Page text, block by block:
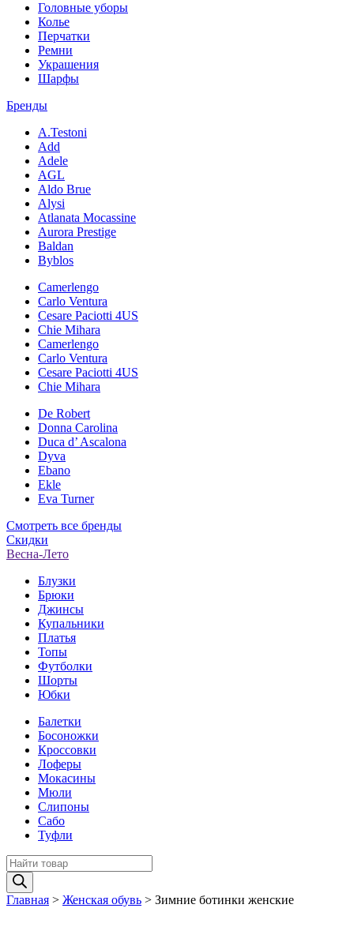
Головные уборы
Колье
Перчатки
Ремни
Украшения
Шарфы
Бренды
A.Testoni
Add
Adele
AGL
Aldo Brue
Alysi
Atlanata Mocassine
Aurora Prestige
Baldan
Byblos
Camerlengo
Carlo Ventura
Cesare Paciotti 4US
Chie Mihara
Camerlengo
Carlo Ventura
Cesare Paciotti 4US
Chie Mihara
De Robert
Donna Carolina
Duca d’ Ascalona
Dyva
Ebano
Ekle
Eva Turner
Смотреть все бренды
Скидки
Весна-Лето
Блузки
Брюки
Джинсы
Купальники
Платья
Топы
Футболки
Шорты
Юбки
Балетки
Босоножки
Кроссовки
Лоферы
Мокасины
Мюли
Слипоны
Сабо
Туфли
Поиск
товаров
Главная > Женская обувь > Зимние ботинки женские